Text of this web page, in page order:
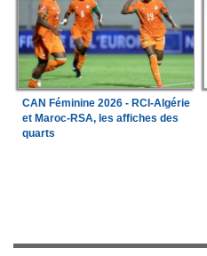
CAN Féminine 2026 - RCI-Algérie
et Maroc-RSA, les affiches des
quarts